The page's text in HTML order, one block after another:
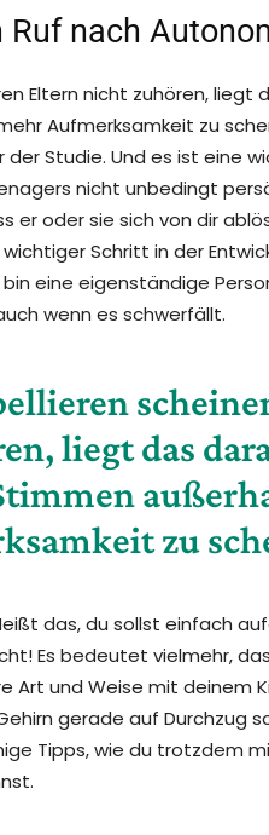
Ruf nach
Eltern nicht zuhören, liegt
Aufmerksamkeit zu
Studie. Und es ist eine
nicht unbedingt
er oder sie sich von dir
Schritt in der
eine eigenständige
wenn es schwerfällt.
liegt das
zu
das, du sollst einfach
Es bedeutet vielmehr,
Art und Weise mit deinem
gerade auf Durchzug
Tipps, wie du trotzdem